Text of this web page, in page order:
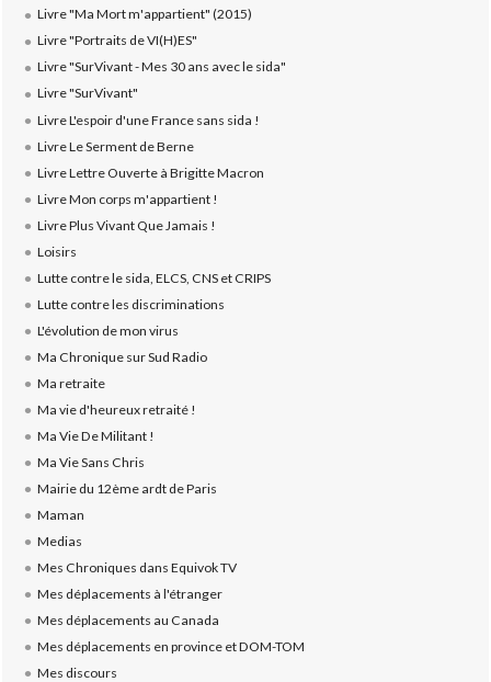
Livre "Ma Mort m'appartient" (2015)
Livre "Portraits de VI(H)ES"
Livre "SurVivant - Mes 30 ans avec le sida"
Livre "SurVivant"
Livre L'espoir d'une France sans sida !
Livre Le Serment de Berne
Livre Lettre Ouverte à Brigitte Macron
Livre Mon corps m'appartient !
Livre Plus Vivant Que Jamais !
Loisirs
Lutte contre le sida, ELCS, CNS et CRIPS
Lutte contre les discriminations
L'évolution de mon virus
Ma Chronique sur Sud Radio
Ma retraite
Ma vie d'heureux retraité !
Ma Vie De Militant !
Ma Vie Sans Chris
Mairie du 12ème ardt de Paris
Maman
Medias
Mes Chroniques dans Equivok TV
Mes déplacements à l'étranger
Mes déplacements au Canada
Mes déplacements en province et DOM-TOM
Mes discours